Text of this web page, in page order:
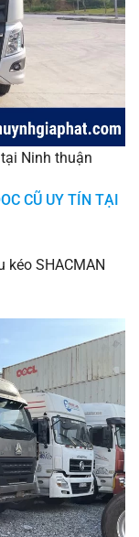
Ninh thuận
CŨ UY TÍN TẠI
kéo SHACMAN